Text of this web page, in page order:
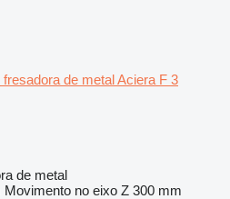
fresadora de metal Aciera F 3
de metal
Movimento no eixo Z 300 mm